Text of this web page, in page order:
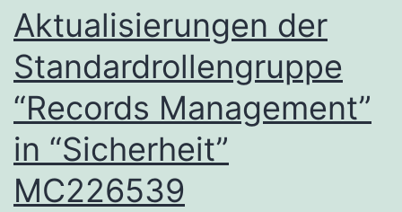
Aktualisierungen der
Standardrollengruppe
“Records Management”
in “Sicherheit”
MC226539